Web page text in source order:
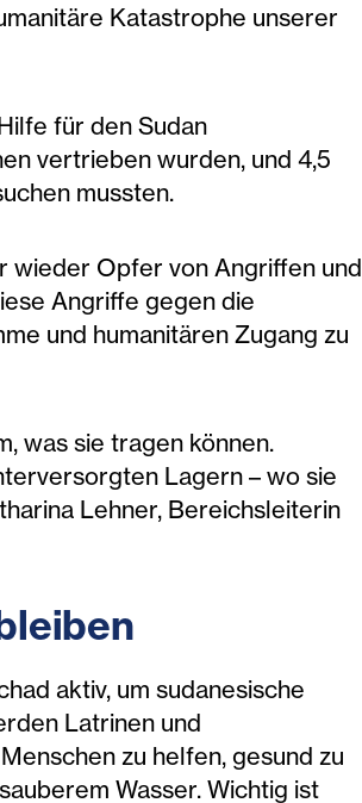
Katastrophe unserer
für den Sudan
vertrieben wurden, und 4,5
mussten.
wieder Opfer von Angriffen und
Angriffe gegen die
und humanitären Zugang zu
was sie tragen können.
Lagern – wo sie
Lehner, Bereichsleiterin
aktiv, um sudanesische
Latrinen und
zu helfen, gesund zu
Wasser. Wichtig ist